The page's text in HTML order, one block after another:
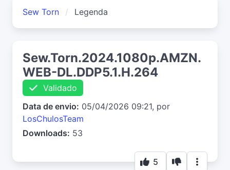
Sew Torn Legenda
Sew.Torn.2024.1080p.AMZN.
WEB-DL.DDP5.1.H.264
Validado
Data de envio: 05/04/2026 09:21, por
LosChulosTeam
Downloads: 53
5